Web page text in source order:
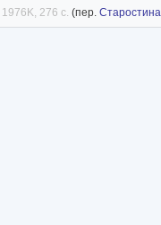
1976K, 276 с. (пер. Старостина